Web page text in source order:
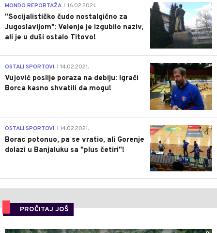
4
MONDO REPORTAŽA 16.02.2021.
"Socijalističko čudo nostalgično za
Jugoslavijom": Velenje je izgubilo naziv,
ali je u duši ostalo Titovo!
1
OSTALI SPORTOVI 14.02.2021.
Vujović poslije poraza na debiju: Igrači
Borca kasno shvatili da mogu!
3
OSTALI SPORTOVI 14.02.2021.
Borac potonuo, pa se vratio, ali Gorenje
dolazi u Banjaluku sa "plus četiri"!
PROČITAJ JOŠ